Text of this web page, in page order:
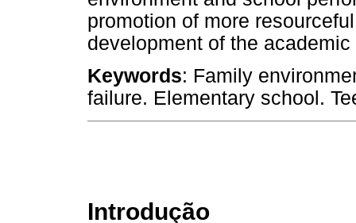
promotion of more
development of the
Keywords: Family
failure. Elementary school.
Introdução